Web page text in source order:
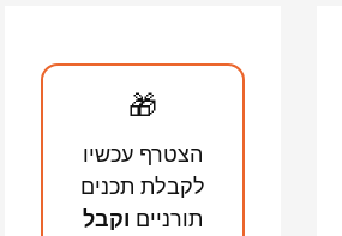
🎁
הצטרף עכשיו
לקבלת תכנים
תורניים וקבל